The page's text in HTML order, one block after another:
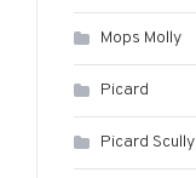
Mops Molly
Picard
Picard Scully